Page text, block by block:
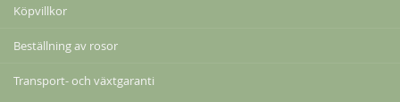
Köpvillkor
Beställning av rosor
Transport- och växtgaranti